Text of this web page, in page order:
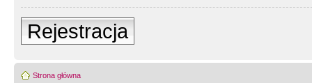
Rejestracja
Strona główna